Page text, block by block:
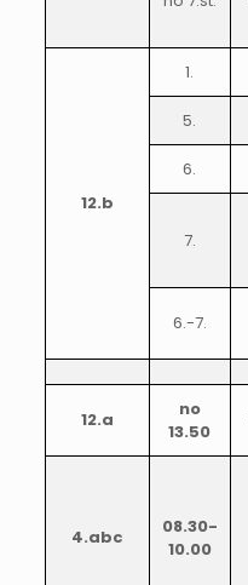
12.b
1.
5.
6.
7.
6.-7.
12.a
no
13.50
4.abc
08.30-
10.00